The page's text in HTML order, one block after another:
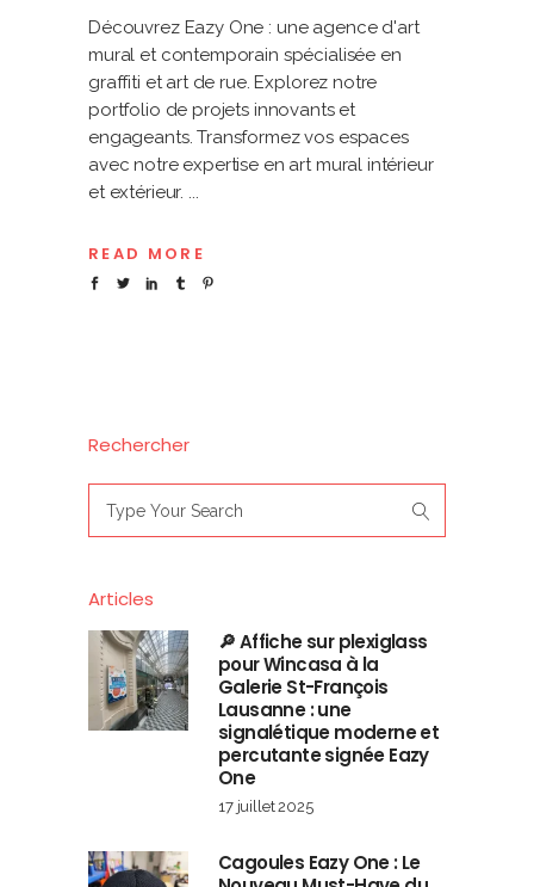
Découvrez Eazy One : une agence d'art
mural et contemporain spécialisée en
graffiti et art de rue. Explorez notre
portfolio de projets innovants et
engageants. Transformez vos espaces
avec notre expertise en art mural intérieur
et extérieur.
READ MORE
Rechercher
for:
Articles
🔎 Affiche sur plexiglass
pour Wincasa à la
Galerie St-François
Lausanne : une
signalétique moderne et
percutante signée Eazy
One
17 juillet 2025
Cagoules Eazy One : Le